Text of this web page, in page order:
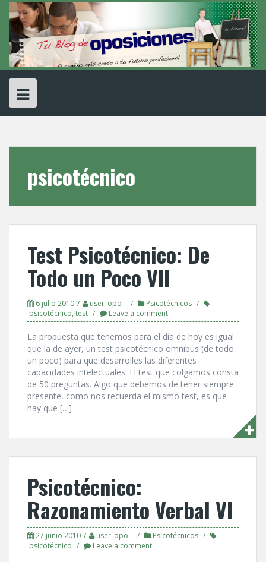
Skip
content
psicotécnico
Test Psicotécnico: De
Todo un Poco VII
6 julio 2010 user_opo
Psicotécnicos
psicotécnico, test Leave a comment
La propuesta que tenemos para el dí­a de hoy es igual
que la de ayer, un test psicotécnico omnibus (de todo
un poco) para que desarrolles las diferentes
capacidades intelectuales. El test que colgamos consta
de 50 preguntas. Algo que debemos de tener siempre
presente, como nos recuerda el mismo test, es que
hay que […]
Psicotécnico:
Razonamiento Verbal VI
27 junio 2010 user_opo
Psicotécnicos
psicotécnico
Leave a comment